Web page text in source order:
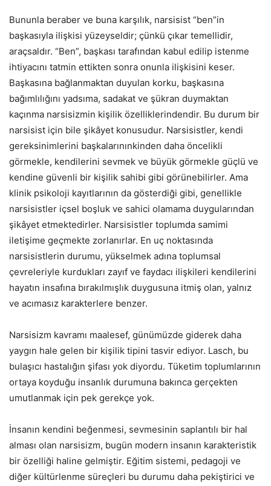
Bununla beraber ve buna karşılık, narsisist “ben”in
başkasıyla ilişkisi yüzeyseldir; çünkü çıkar temellidir,
araçsaldır. “Ben”, başkası tarafından kabul edilip istenme
ihtiyacını tatmin ettikten sonra onunla ilişkisini keser.
Başkasına bağlanmaktan duyulan korku, başkasına
bağımlılığını yadsıma, sadakat ve şükran duymaktan
kaçınma narsisizmin kişilik özelliklerindendir. Bu durum bir
narsisist için bile şikâyet konusudur. Narsisistler, kendi
gereksinimlerini başkalarınınkinden daha öncelikli
görmekle, kendilerini sevmek ve büyük görmekle güçlü ve
kendine güvenli bir kişilik sahibi gibi görünebilirler. Ama
klinik psikoloji kayıtlarının da gösterdiği gibi, genellikle
narsisistler içsel boşluk ve sahici olamama duygularından
şikâyet etmektedirler. Narsisistler toplumda samimi
iletişime geçmekte zorlanırlar. En uç noktasında
narsisistlerin durumu, yükselmek adına toplumsal
çevreleriyle kurdukları zayıf ve faydacı ilişkileri kendilerini
hayatın insafına bırakılmışlık duygusuna itmiş olan, yalnız
ve acımasız karakterlere benzer.
Narsisizm kavramı maalesef, günümüzde giderek daha
yaygın hale gelen bir kişilik tipini tasvir ediyor. Lasch, bu
bulaşıcı hastalığın şifası yok diyordu. Tüketim toplumlarının
ortaya koyduğu insanlık durumuna bakınca gerçekten
umutlanmak için pek gerekçe yok.
İnsanın kendini beğenmesi, sevmesinin saplantılı bir hal
alması olan narsisizm, bugün modern insanın karakteristik
bir özelliği haline gelmiştir. Eğitim sistemi, pedagoji ve
diğer kültürlenme süreçleri bu durumu daha pekiştirici ve